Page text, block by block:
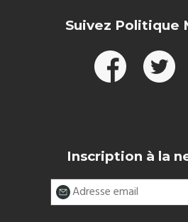
Suivez Politique
Inscription à la